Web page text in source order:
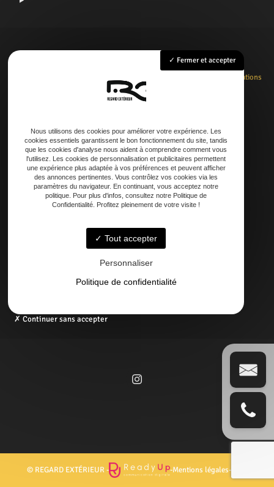
Nos réalisations
Contact
Adresse
21 AVENUE DE LAOUADIE, 40600 Biscarrosse
Téléphone
06 14 73 31 86
Email
© REGARD EXTÉRIEUR - -Mentions légales-
Fermer et accepter
Nous utilisons des cookies pour améliorer votre expérience. Les
cookies essentiels garantissent le bon fonctionnement du site, tandis
que les cookies d'analyse nous aident à comprendre comment vous
l'utilisez. Les cookies de personnalisation et publicitaires permettent
une expérience plus adaptée à vos préférences et peuvent afficher
des annonces pertinentes. Vous contrôlez vos cookies via les
paramètres du navigateur. En continuant, vous acceptez notre
politique. Pour plus d'infos, consultez notre Politique de
Confidentialité. Profitez pleinement de votre visite !
Tout accepter
Personnaliser
Politique de confidentialité
Continuer sans accepter